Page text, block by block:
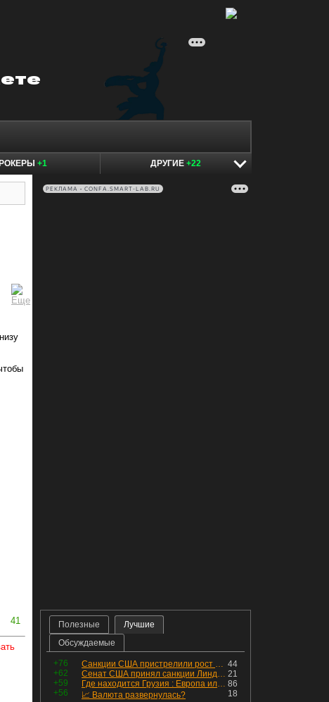
+1 ДРУГИЕ +22
41
РЕКЛАМА • CONFA.SMART-LAB.RU
Полезные
Лучшие
Обсуждаемые
+76 44
Санкции США пристрелили рост акций в России
+62
21
Сенат США принял санкции Линдси Грэма против России
+59
86
Где находится Грузия : Европа или Азия
+56
18
📈 Валюта развернулась?